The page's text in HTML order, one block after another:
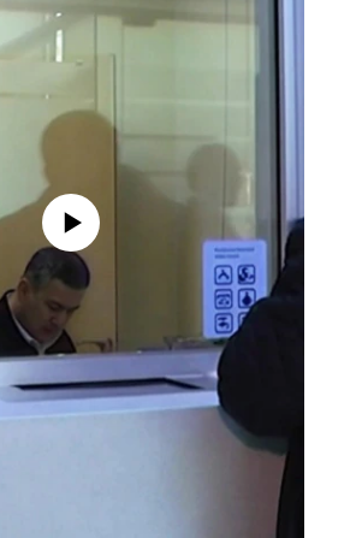
source currently available